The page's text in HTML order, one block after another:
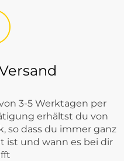
3-5 Werktagen per
erhältst du von
so dass du immer ganz
ist und wann es bei dir